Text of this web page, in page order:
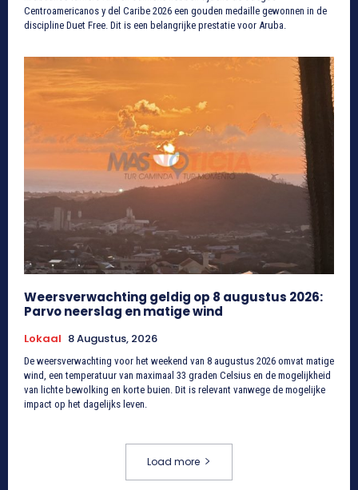
Centroamericanos y del Caribe 2026 een gouden medaille gewonnen in de
discipline Duet Free. Dit is een belangrijke prestatie voor Aruba.
Weersverwachting geldig op 8 augustus 2026:
Parvo neerslag en matige wind
Lokaal 8 Augustus, 2026
De weersverwachting voor het weekend van 8 augustus 2026 omvat matige
wind, een temperatuur van maximaal 33 graden Celsius en de mogelijkheid
van lichte bewolking en korte buien. Dit is relevant vanwege de mogelijke
impact op het dagelijks leven.
Load more